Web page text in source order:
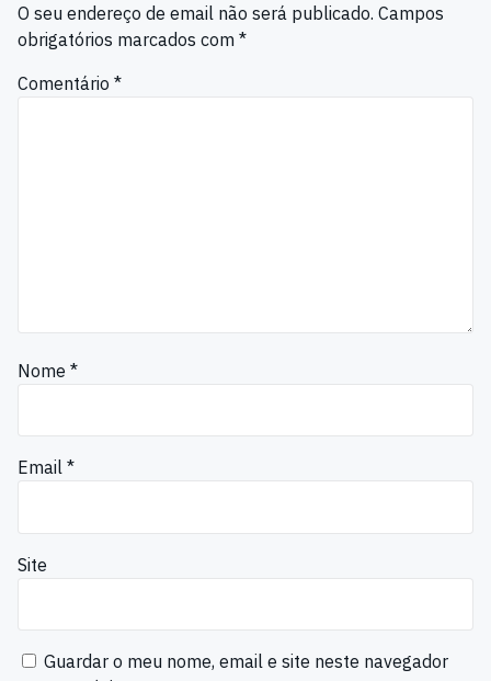
O seu endereço de email não será publicado. Campos
obrigatórios marcados com *
Comentário *
Nome *
Email *
Site
Guardar o meu nome, email e site neste navegador